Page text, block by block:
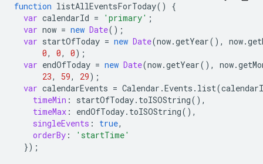
function listAllEventsForToday()
{
var calendarId = 'primary' ;
var now = new Date();
var startOfToday = new Date(now.getYear(), now.
0, 0, 0);
var endOfToday = new Date(now.getYear(), now.
23, 59, 29);
var calendarEvents = Calendar .Events . list(
timeMin : startOfToday. toISOString(),
timeMax : endOfToday. toISOString(),
singleEvents : true,
orderBy :
'startTime'
});